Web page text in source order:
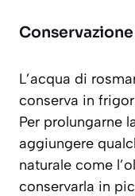
L’acqua di
conserva in
Per prolungarne
aggiungere
naturale come
conservarla in